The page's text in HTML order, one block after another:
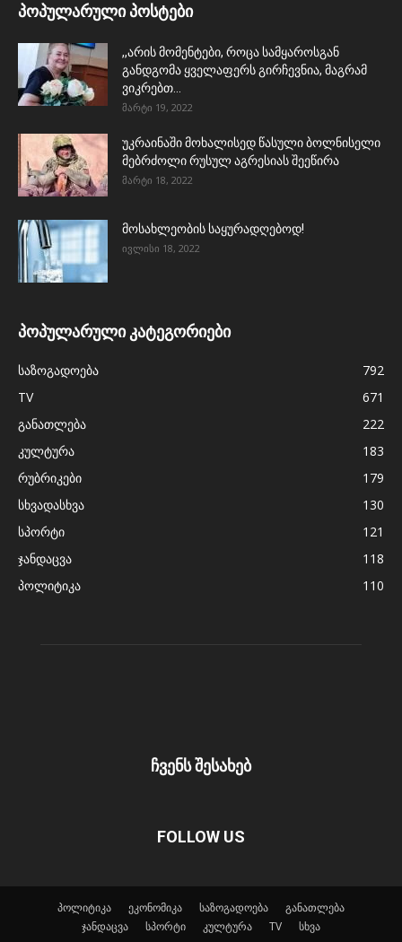
პოპულარული პოსტები
,,არის მომენტები, როცა სამყაროსგან
განდგომა ყველაფერს გირჩევნია, მაგრამ
ვიკრებთ...
მარტი 19, 2022
უკრაინაში მოხალისედ წასული ბოლნისელი
მებრძოლი რუსულ აგრესიას შეეწირა
მარტი 18, 2022
მოსახლეობის საყურადღებოდ!
ივლისი 18, 2022
პოპულარული კატეგორიები
საზოგადოება
792
TV
671
განათლება
222
კულტურა
183
რუბრიკები
179
სხვადასხვა
130
სპორტი
121
ჯანდაცვა
118
პოლიტიკა
110
ჩვენს შესახებ
FOLLOW US
პოლიტიკა ეკონომიკა საზოგადოება
განათლება
ჯანდაცვა
სპორტი კულტურა TV სხვა